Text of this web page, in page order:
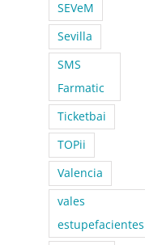
SEVeM
Sevilla
SMS
Farmatic
Ticketbai
TOPii
Valencia
vales
estupefacientes